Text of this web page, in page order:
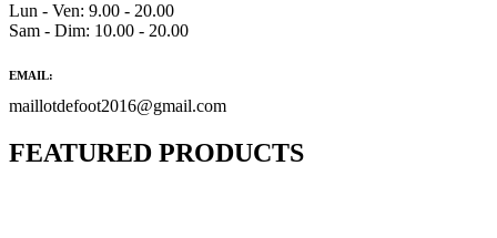
Lun - Ven: 9.00 - 20.00
Sam - Dim: 10.00 - 20.00
EMAIL:
maillotdefoot2016@gmail.com
FEATURED PRODUCTS